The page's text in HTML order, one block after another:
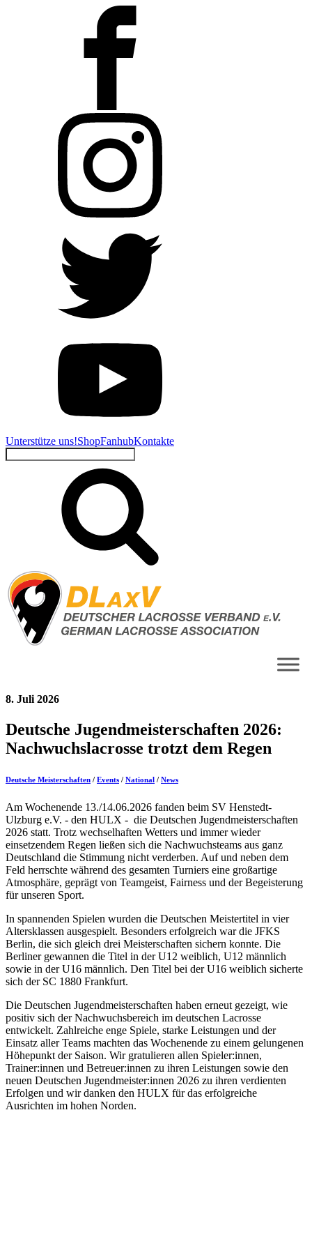
Unterstütze uns!ShopFanhubKontakte
Suchen
8. Juli 2026
Deutsche Jugendmeisterschaften 2026:
Nachwuchslacrosse trotzt dem Regen
Deutsche Meisterschaften / Events / National / News
Am Wochenende 13./14.06.2026 fanden beim SV Henstedt-
Ulzburg e.V. - den HULX - die Deutschen Jugendmeisterschaften
2026 statt. Trotz wechselhaften Wetters und immer wieder
einsetzendem Regen ließen sich die Nachwuchsteams aus ganz
Deutschland die Stimmung nicht verderben. Auf und neben dem
Feld herrschte während des gesamten Turniers eine großartige
Atmosphäre, geprägt von Teamgeist, Fairness und der Begeisterung
für unseren Sport.
In spannenden Spielen wurden die Deutschen Meistertitel in vier
Altersklassen ausgespielt. Besonders erfolgreich war die JFKS
Berlin, die sich gleich drei Meisterschaften sichern konnte. Die
Berliner gewannen die Titel in der U12 weiblich, U12 männlich
sowie in der U16 männlich. Den Titel bei der U16 weiblich sicherte
sich der SC 1880 Frankfurt.
Die Deutschen Jugendmeisterschaften haben erneut gezeigt, wie
positiv sich der Nachwuchsbereich im deutschen Lacrosse
entwickelt. Zahlreiche enge Spiele, starke Leistungen und der
Einsatz aller Teams machten das Wochenende zu einem gelungenen
Höhepunkt der Saison. Wir gratulieren allen Spieler:innen,
Trainer:innen und Betreuer:innen zu ihren Leistungen sowie den
neuen Deutschen Jugendmeister:innen 2026 zu ihren verdienten
Erfolgen und wir danken den HULX für das erfolgreiche
Ausrichten im hohen Norden.